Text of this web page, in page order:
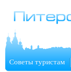
Советы туристам